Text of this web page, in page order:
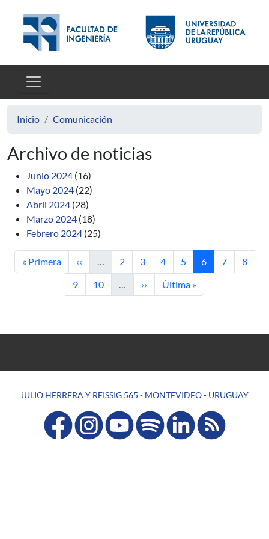
Inicio Comunicación
Archivo de noticias
Junio 2024 (16)
Mayo 2024 (22)
Abril 2024 (28)
Marzo 2024 (18)
Febrero 2024 (25)
Primera página
« Primera Página anterior
‹‹ … Página
2 Página
3 Página
4 Página
5 Página actual
6 Página
7 Página
8
Página
9 Página
10 … Siguiente página
›› Última página
Última »
JULIO HERRERA Y REISSIG 565 - MONTEVIDEO - URUGUAY